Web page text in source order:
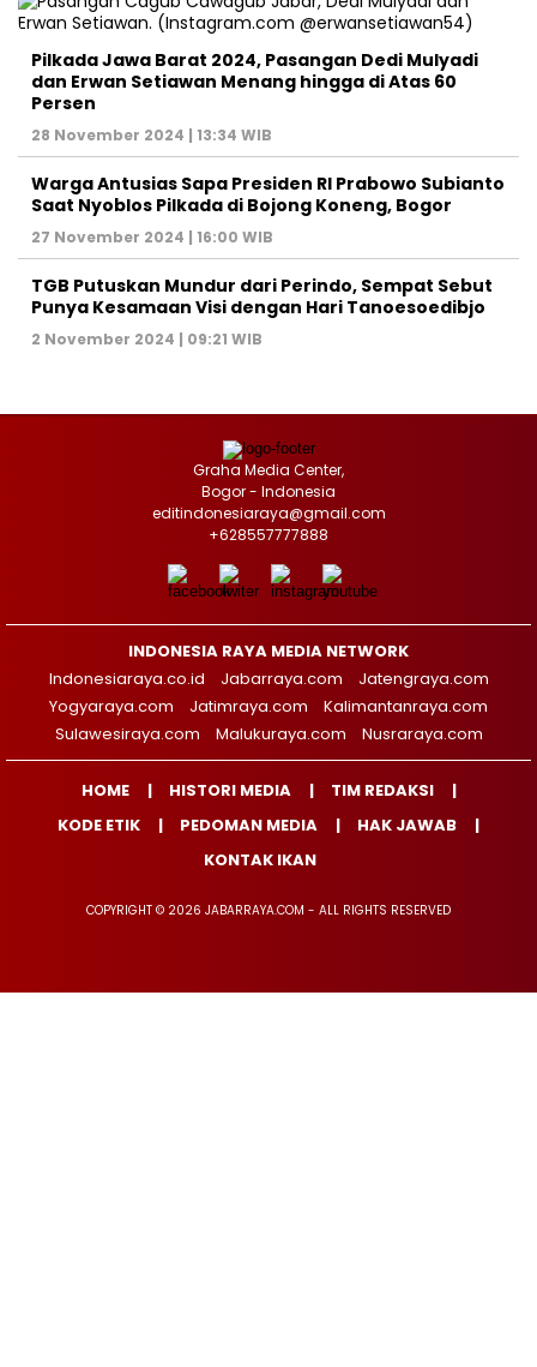
Pilkada Jawa Barat 2024, Pasangan Dedi Mulyadi
dan Erwan Setiawan Menang hingga di Atas 60
Persen
28 November 2024 | 13:34 WIB
Warga Antusias Sapa Presiden RI Prabowo Subianto
Saat Nyoblos Pilkada di Bojong Koneng, Bogor
27 November 2024 | 16:00 WIB
TGB Putuskan Mundur dari Perindo, Sempat Sebut
Punya Kesamaan Visi dengan Hari Tanoesoedibjo
2 November 2024 | 09:21 WIB
Graha Media Center,
Bogor - Indonesia
editindonesiaraya@gmail.com
+628557777888
INDONESIA RAYA MEDIA NETWORK
Indonesiaraya.co.id
Jabarraya.com
Jatengraya.com
Yogyaraya.com
Jatimraya.com
Kalimantanraya.com
Sulawesiraya.com
Malukuraya.com Nusraraya.com
HOME HISTORI MEDIA
TIM REDAKSI
KODE ETIK
PEDOMAN MEDIA
HAK JAWAB
KONTAK IKAN
COPYRIGHT © 2026 JABARRAYA.COM - ALL RIGHTS RESERVED